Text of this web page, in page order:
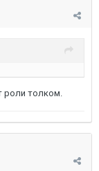
роли толком.